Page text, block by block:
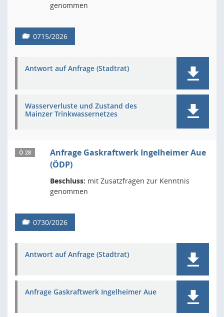
genommen
0715/2026
Antwort auf Anfrage (Stadtrat)
Wasserverluste und Zustand des
Mainzer Trinkwassernetzes
Ö 28
Anfrage Gaskraftwerk Ingelheimer Aue
(ÖDP)
Beschluss: mit Zusatzfragen zur Kenntnis
genommen
0730/2026
Antwort auf Anfrage (Stadtrat)
Anfrage Gaskraftwerk Ingelheimer Aue